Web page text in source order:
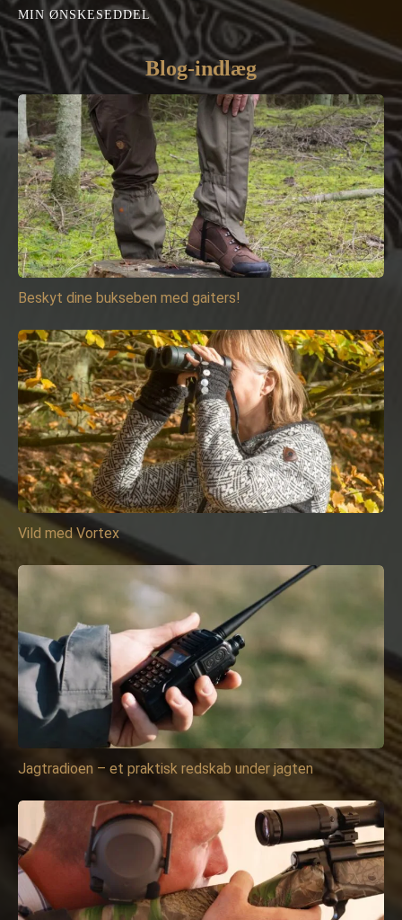
MIN ØNSKESEDDEL
Blog-indlæg
Beskyt dine bukseben med gaiters!
Vild med Vortex
Jagtradioen – et praktisk redskab under jagten